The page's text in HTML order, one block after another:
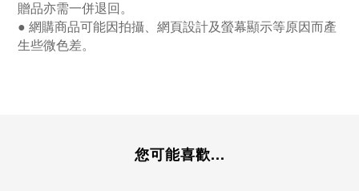
贈品亦需一併退回。
● 網購商品可能因拍攝、網頁設計及螢幕顯示等原因而產
生些微色差。
您可能喜歡...